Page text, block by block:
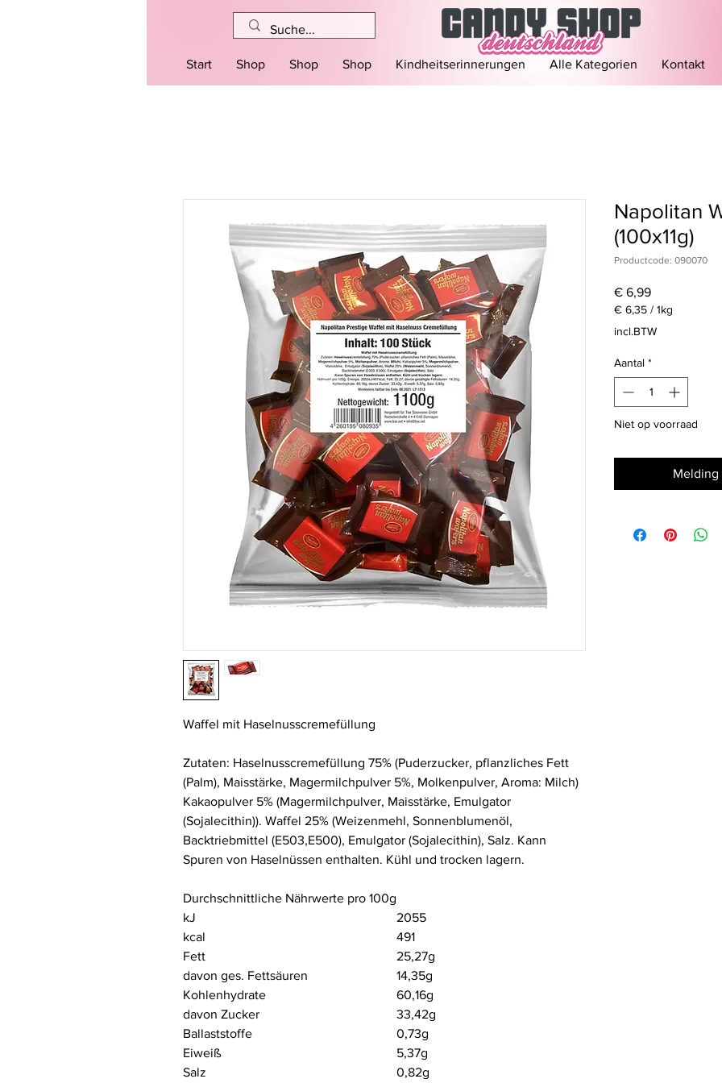
Start Shop Shop Shop Kindheitserinnerungen Alle Kategorien Kontakt
Waffel mit Haselnusscremefüllung
Zutaten: Haselnusscremefüllung 75% (Puderzucker, pflanzliches Fett
(Palm), Maisstärke, Magermilchpulver 5%, Molkenpulver, Aroma: Milch)
Kakaopulver 5% (Magermilchpulver, Maisstärke, Emulgator
(Sojalecithin)). Waffel 25% (Weizenmehl, Sonnenblumenöl,
Backtriebmittel (E503,E500), Emulgator (Sojalecithin), Salz. Kann
Spuren von Haselnüssen enthalten. Kühl und trocken lagern.
Durchschnittliche Nährwerte pro 100g
kJ
2055
kcal
491
Fett
25,27g
davon ges. Fettsäuren
14,35g
Kohlenhydrate
60,16g
davon Zucker
33,42g
Ballaststoffe
0,73g
Eiweiß
5,37g
Salz
0,82g
Napolitan
(100x11g)
Productcode: 090070
€ 6,99Prijs
€ 6,35 / 1kg
€ 6,35
per
Kilogram
incl.BTW
Aantal *
Niet op voorraad
Melding